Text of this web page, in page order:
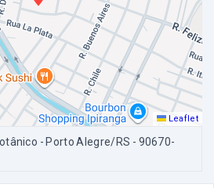
Leaflet
- Porto Alegre/RS - 90670-